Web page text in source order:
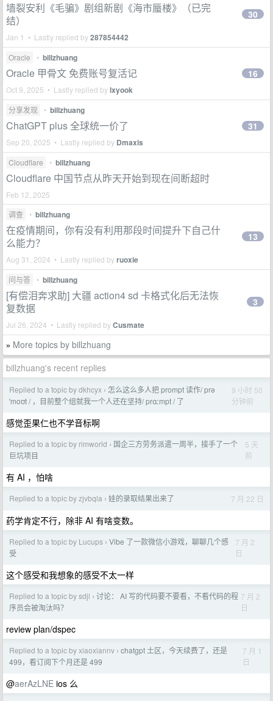
墙裂安利《毛骗》剧组新剧《海市蜃楼》（已完
结）
Jan 1 • Lastly replied by287854442
30
Oracle • billzhuang
Oracle 甲骨文 免费账号复活记
Oct 9, 2025 • Lastly replied bylxyook
16
分享发现 • billzhuang
ChatGPT plus 全球统一价了
Sep 20, 2025 • Lastly replied by Dmaxis
31
Cloudflare • billzhuang
Cloudflare 中国节点从昨天开始到现在间断超时
Feb 12, 2025
调查
• billzhuang
在疫情期间，你有没有利用那段时间提升下自己什
么能力？
Aug 31, 2024 • Lastly replied byruoxie
13
问与答 • billzhuang
[有偿泪奔求助] 大疆 action4 sd 卡格式化后无法恢
复数据
Jul 26, 2024 • Lastly replied byCusmate
3
» More topics by billzhuang
billzhuang's recent replies
Replied to a topic by dkhcyx › 怎么这么多人把 prompt 读作/ prə
ˈmoʊt / ，目前整个组就我一个人还在坚持/ prɑːmpt / 了
9 小时 50
分钟前
感觉歪果仁也不学音标啊
Replied to a topic by rimworld › 国企三方劳务派遣一周半，接手了一个
巨坑项目
5 天
前
有 AI ，怕啥
Replied to a topic by zjvbqla › 娃的录取结果出来了 7 月 22 日
药学肯定不行，除非 AI 有啥变数。
Replied to a topic by Lucups › Vibe 了一款微信小游戏，聊聊几个感
受
7 月 2
日
这个感受和我想象的感受不太一样
Replied to a topic by sdjl › 讨论： AI 写的代码要不要看，不看代码的程
序员会被淘汰吗？
7 月 2
日
review plan/dspec
Replied to a topic by xiaoxiannv › chatgpt 土区，今天续费了，还是
499，看订阅下个月还是 499
7 月 1
日
@aerAzLNE ios 么